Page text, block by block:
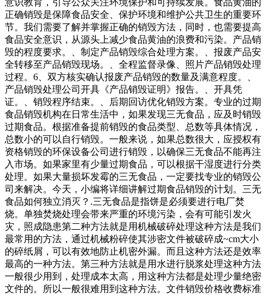
意识教育，引导公众关注环境保护和可持续发展。食品黄油的
正确销毁是保障食品安全、保护环境和维护公共卫生的重要环
节。我们需要了解并掌握正确的销毁方法，同时，也需要提高
食品安全意识，从源头上减少食品黄油的浪费和污染。产品销
毁的程度要求。、制定产品销毁综合处理方案。、报废产品安
全转移至产品销毁现场。、全程监督录像、照片产品销毁处理
过程。6、双方核实确认报废产品销毁的数量及满意程度。、
产品销毁处理公司开具《产品销毁证明》报告。、开具凭
证。、销毁程序结束。、后期回访优化销毁方案。专业的过期
食品销毁机构在日常生活中，如果发现三无食品，应及时销毁
过期食品。根据准备提前销毁的食品类型、总数等具体情况，
总数小的可以自行销毁。一般来说，如果总数很大，应授权有
资格销毁的环保设备公司进行销毁，以确保三无食品不能再注
入市场。如果家里有少量过期食品，可以根据干湿度进行分类
处理。如果大量损坏发霉的三无食品，一定要找专业的销毁公
司来解决。今天，小编将详细讲解过期食品销毁的计划。三无
食品如何独立消灭？.三无食品是指饼是必须要进行电厂焚
烧。单独焚烧处理会带来严重的环境污染，会有可能引发火
灾，照成隐患第二种方法就是用机械破碎处理这种方法是我们
最常用的方法，通过机械粉碎使其涉密文件被破碎成~cm大小
的碎纸屑，可以有效地防止机密外漏。而且这种方法还是效率
最高的一种方法。第三种方法就是用水进行脱浆处理这种方法
一般很少用到，处理成本太高，用这种方法都是处理少量绝密
文件的。所以一般很难用到这种方法。文件销毁价格收费标准